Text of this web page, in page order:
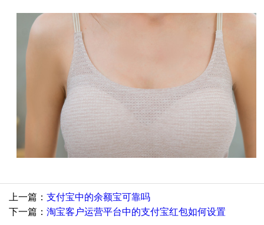
上一篇： 支付宝中的余额宝可靠吗
下一篇： 淘宝客户运营平台中的支付宝红包如何设置